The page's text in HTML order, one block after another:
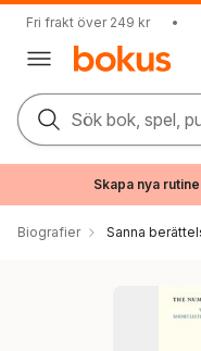
Fri frakt över 249 kr •
Sök bok, spel,
Skapa nya
Biografier Sanna